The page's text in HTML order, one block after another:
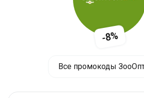
-8%
Все промокоды